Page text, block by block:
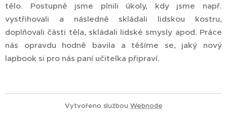
tělo. Postupně jsme plnili úkoly, kdy jsme např.
vystřihovali a následně skládali lidskou kostru,
doplňovali části těla, skládali lidské smysly apod. Práce
nás opravdu hodně bavila a těšíme se, jaký nový
lapbook si pro nás paní učitelka připraví.
Vytvořeno službou Webnode